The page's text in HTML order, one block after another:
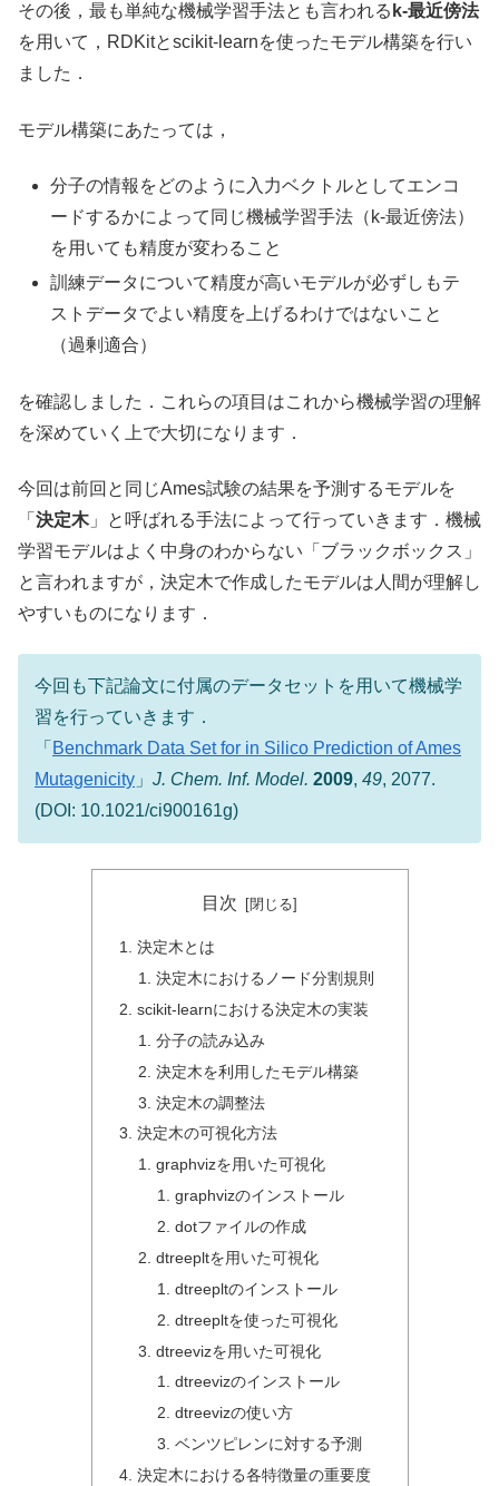
その後，最も単純な機械学習手法とも言われる k-最近傍法
を用いて，RDKitとscikit-learnを使ったモデル構築を行い
ました．
モデル構築にあたっては，
分子の情報をどのように入力ベクトルとしてエンコ
ードするかによって同じ機械学習手法（k-最近傍法）
を用いても精度が変わること
訓練データについて精度が高いモデルが必ずしもテ
ストデータでよい精度を上げるわけではないこと
（過剰適合）
を確認しました．これらの項目はこれから機械学習の理解
を深めていく上で大切になります．
今回は前回と同じAmes試験の結果を予測するモデルを
「 決定木」と呼ばれる手法によって行っていきます．機械
学習モデルはよく中身のわからない「ブラックボックス」
と言われますが，決定木で作成したモデルは人間が理解し
やすいものになります．
今回も下記論文に付属のデータセットを用いて機械学
習を行っていきます．
「 Benchmark Data Set for in Silico Prediction of Ames
Mutagenicity 」 J. Chem. Inf. Model. 2009, 49, 2077.
(DOI: 10.1021/ci900161g)
目次
決定木とは
決定木におけるノード分割規則
scikit-learnにおける決定木の実装
分子の読み込み
決定木を利用したモデル構築
決定木の調整法
決定木の可視化方法
graphvizを用いた可視化
graphvizのインストール
dotファイルの作成
dtreepltを用いた可視化
dtreepltのインストール
dtreepltを使った可視化
dtreevizを用いた可視化
dtreevizのインストール
dtreevizの使い方
ベンツピレンに対する予測
決定木における各特徴量の重要度